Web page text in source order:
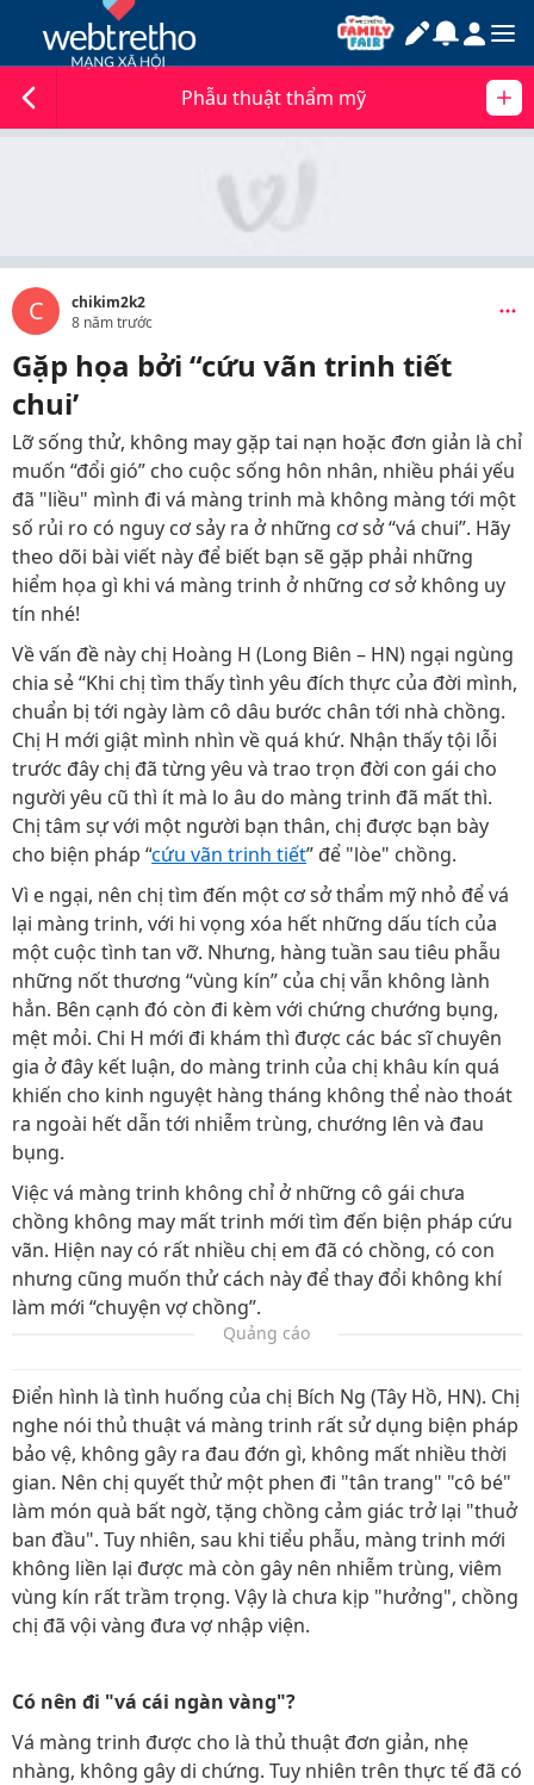
Phẫu thuật thẩm mỹ
C
chikim2k2
8 năm trước
Gặp họa bởi “cứu vãn trinh tiết
chui’
Lỡ sống thử, không may gặp tai nạn hoặc đơn giản là chỉ
muốn “đổi gió” cho cuộc sống hôn nhân, nhiều phái yếu
đã "liều" mình đi vá màng trinh mà không màng tới một
số rủi ro có nguy cơ sảy ra ở những cơ sở “vá chui”. Hãy
theo dõi bài viết này để biết bạn sẽ gặp phải những
hiểm họa gì khi vá màng trinh ở những cơ sở không uy
tín nhé!
Về vấn đề này chị Hoàng H (Long Biên – HN) ngại ngùng
chia sẻ “Khi chị tìm thấy tình yêu đích thực của đời mình,
chuẩn bị tới ngày làm cô dâu bước chân tới nhà chồng.
Chị H mới giật mình nhìn về quá khứ. Nhận thấy tội lỗi
trước đây chị đã từng yêu và trao trọn đời con gái cho
người yêu cũ thì ít mà lo âu do màng trinh đã mất thì.
Chị tâm sự với một người bạn thân, chị được bạn bày
cho biện pháp “cứu vãn trinh tiết” để "lòe" chồng.
Vì e ngại, nên chị tìm đến một cơ sở thẩm mỹ nhỏ để vá
lại màng trinh, với hi vọng xóa hết những dấu tích của
một cuộc tình tan vỡ. Nhưng, hàng tuần sau tiêu phẫu
những nốt thương “vùng kín” của chị vẫn không lành
hẳn. Bên cạnh đó còn đi kèm với chứng chướng bụng,
mệt mỏi. Chi H mới đi khám thì được các bác sĩ chuyên
gia ở đây kết luận, do màng trinh của chị khâu kín quá
khiến cho kinh nguyệt hàng tháng không thể nào thoát
ra ngoài hết dẫn tới nhiễm trùng, chướng lên và đau
bụng.
Việc vá màng trinh không chỉ ở những cô gái chưa
chồng không may mất trinh mới tìm đến biện pháp cứu
vãn. Hiện nay có rất nhiều chị em đã có chồng, có con
nhưng cũng muốn thử cách này để thay đổi không khí
làm mới “chuyện vợ chồng”.
Quảng cáo
Điển hình là tình huống của chị Bích Ng (Tây Hồ, HN). Chị
nghe nói thủ thuật vá màng trinh rất sử dụng biện pháp
bảo vệ, không gây ra đau đớn gì, không mất nhiều thời
gian. Nên chị quyết thử một phen đi "tân trang" "cô bé"
làm món quà bất ngờ, tặng chồng cảm giác trở lại "thuở
ban đầu". Tuy nhiên, sau khi tiểu phẫu, màng trinh mới
không liền lại được mà còn gây nên nhiễm trùng, viêm
vùng kín rất trầm trọng. Vậy là chưa kịp "hưởng", chồng
chị đã vội vàng đưa vợ nhập viện.
Có nên đi "vá cái ngàn vàng"?
Vá màng trinh được cho là thủ thuật đơn giản, nhẹ
nhàng, không gây di chứng. Tuy nhiên trên thực tế đã có